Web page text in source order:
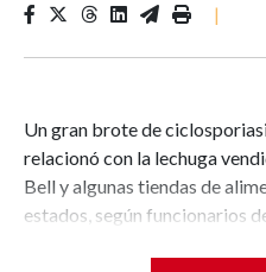
|
Un gran brote de
relacionó con la lechuga
Bell y algunas tiendas de
estados, según funcionarios